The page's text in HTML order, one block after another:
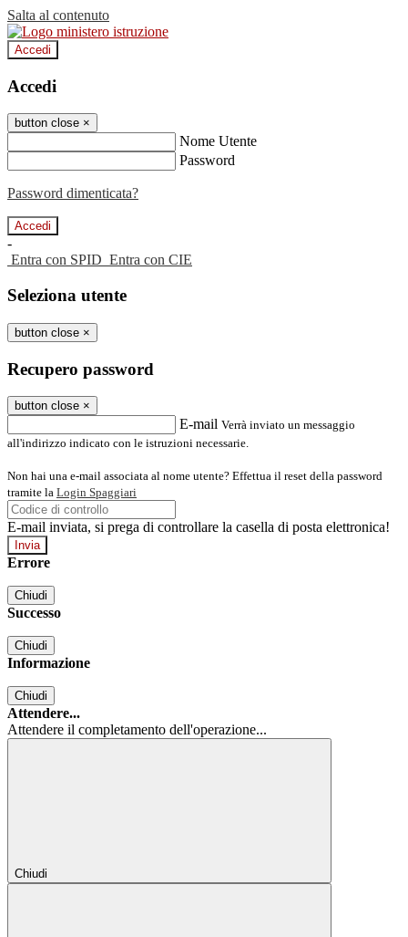
Salta al contenuto
Accedi
Accedi
button close ×
Nome Utente
Password
Password dimenticata?
-
Entra con SPID Entra con CIE
Seleziona utente
button close ×
Recupero password
button close ×
E-mail Verrà inviato un messaggio
all'indirizzo indicato con le istruzioni necessarie.
Non hai una e-mail associata al nome utente? Effettua il reset della password
tramite la Login Spaggiari
E-mail inviata, si prega di controllare la casella di posta elettronica!
Errore
Chiudi
Successo
Chiudi
Informazione
Chiudi
Attendere...
Attendere il completamento dell'operazione...
Chiudi